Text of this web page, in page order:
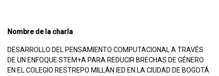
Nombre de la charla
DESARROLLO DEL PENSAMIENTO COMPUTACIONAL A TRAVÉS
DE UN ENFOQUE STEM+A PARA REDUCIR BRECHAS DE GÉNERO
EN EL COLEGIO RESTREPO MILLÁN IED EN LA CIUDAD DE BOGOTÁ